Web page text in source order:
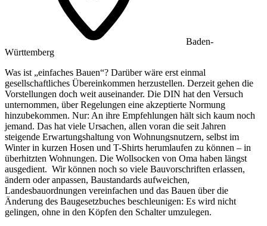
Baden-
Württemberg
Was ist „einfaches Bauen“? Darüber wäre erst einmal
gesellschaftliches Übereinkommen herzustellen. Derzeit gehen die
Vorstellungen doch weit auseinander. Die DIN hat den Versuch
unternommen, über Regelungen eine akzeptierte Normung
hinzubekommen. Nur: An ihre Empfehlungen hält sich kaum noch
jemand. Das hat viele Ursachen, allen voran die seit Jahren
steigende Erwartungshaltung von Wohnungsnutzern, selbst im
Winter in kurzen Hosen und T-Shirts herumlaufen zu können – in
überhitzten Wohnungen. Die Wollsocken von Oma haben längst
ausgedient. Wir können noch so viele Bauvorschriften erlassen,
ändern oder anpassen, Baustandards aufweichen,
Landesbauordnungen vereinfachen und das Bauen über die
Änderung des Baugesetzbuches beschleunigen: Es wird nicht
gelingen, ohne in den Köpfen den Schalter umzulegen.